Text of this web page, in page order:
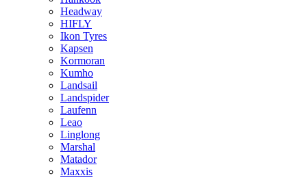
Headway
HIFLY
Ikon Tyres
Kapsen
Kormoran
Kumho
Landsail
Landspider
Laufenn
Leao
Linglong
Marshal
Matador
Maxxis